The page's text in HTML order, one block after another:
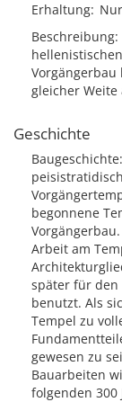
Erhaltung
Beschreibung
Vorgängerbau
gleicher
Geschichte
Baugeschichte
begonnene
Arbeit am
später für den
benutzt. Als
Tempel zu
gewesen zu
Bauarbeiten
folgenden